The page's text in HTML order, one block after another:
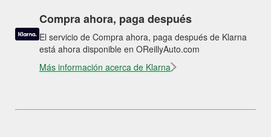
Compra ahora, paga después
El servicio de Compra ahora, paga después de Klarna
está ahora disponible en OReillyAuto.com
Más información acerca de Klarna